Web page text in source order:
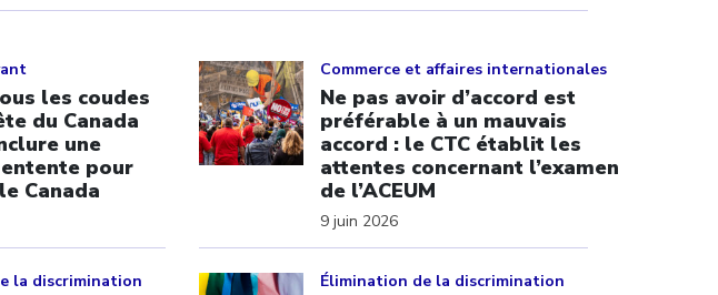
les coudes
du Canada
une
pour
Canada
Commerce et affaires internationales
Ne pas avoir d’accord est
préférable à un mauvais
accord : le CTC établit les
attentes concernant l’examen
de l’ACEUM
9 juin 2026
la discrimination Élimination de la discrimination